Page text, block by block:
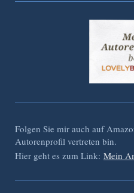
Folgen Sie mir auch auf
Autorenprofil vertreten bin.
Hier geht es zum Link: Mein